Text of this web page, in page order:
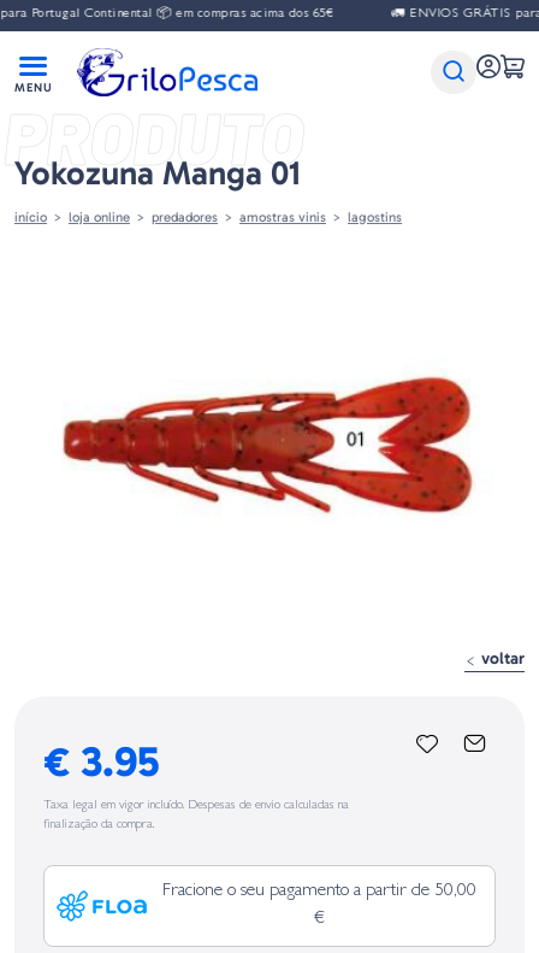
Portugal Continental 📦 em compras acima dos 65€ 🚛 ENVIOS GRÁTIS
PRODUTO
Yokozuna Manga 01
início loja online predadores amostras vinis lagostins
voltar
€ 3.95
Taxa legal em vigor incluído. Despesas de envio calculadas na
finalização da compra.
Fracione o seu pagamento a partir de 50,00
€